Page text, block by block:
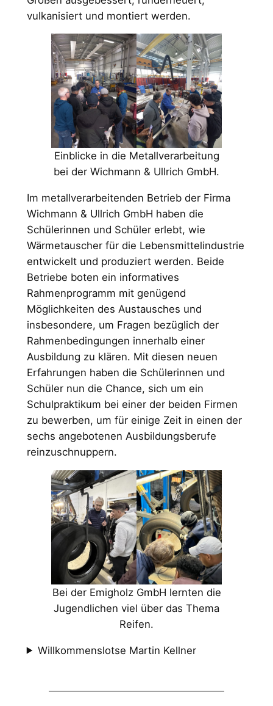
vulkanisiert und montiert werden.
Einblicke in die Metallverarbeitung
bei der Wichmann & Ullrich GmbH.
Im metallverarbeitenden Betrieb der Firma
Wichmann & Ullrich GmbH haben die
Schülerinnen und Schüler erlebt, wie
Wärmetauscher für die Lebensmittelindustrie
entwickelt und produziert werden. Beide
Betriebe boten ein informatives
Rahmenprogramm mit genügend
Möglichkeiten des Austausches und
insbesondere, um Fragen bezüglich der
Rahmenbedingungen innerhalb einer
Ausbildung zu klären. Mit diesen neuen
Erfahrungen haben die Schülerinnen und
Schüler nun die Chance, sich um ein
Schulpraktikum bei einer der beiden Firmen
zu bewerben, um für einige Zeit in einen der
sechs angebotenen Ausbildungsberufe
reinzuschnuppern.
Bei der Emigholz GmbH lernten die
Jugendlichen viel über das Thema
Reifen.
Willkommenslotse Martin Kellner